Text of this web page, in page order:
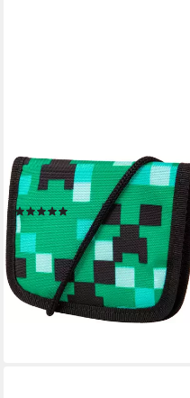
MCNEILL
Brustbeutel Game Zone
(2)
10,99 € UVP12,95 €
-15%
lieferbar - in 3-4 Werktagen bei dir